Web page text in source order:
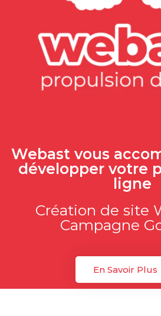
Webast vous
développer votre
ligne
Création de site
Campagne
En Savoir Plus